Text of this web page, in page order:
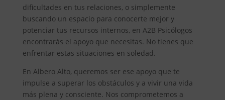
dificultades en tus relaciones, o simplemente
buscando un espacio para conocerte mejor y
potenciar tus recursos internos, en A2B Psicólogos
encontrarás el apoyo que necesitas. No tienes que
enfrentar estas situaciones en soledad.
En Albero Alto, queremos ser ese apoyo que te
impulse a superar los obstáculos y a vivir una vida
más plena y consciente. Nos comprometemos a